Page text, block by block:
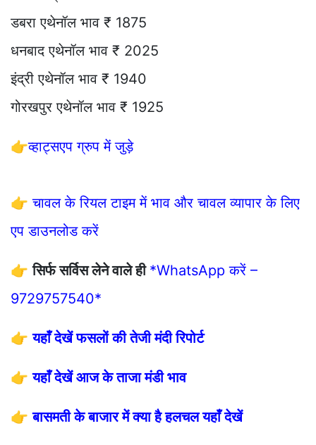
डबरा एथेनॉल भाव ₹ 1875
धनबाद एथेनॉल भाव ₹ 2025
इंद्री एथेनॉल भाव ₹ 1940
गोरखपुर एथेनॉल भाव ₹ 1925
👉व्हाट्सएप ग्रुप में जुड़े
👉चावल के रियल टाइम में भाव और चावल व्यापार के लिए
एप डाउनलोड करें
👉सिर्फ सर्विस लेने वाले ही *WhatsApp करें –
9729757540*
👉यहाँ देखें फसलों की तेजी मंदी रिपोर्ट
👉यहाँ देखें आज के ताजा मंडी भाव
👉बासमती के बाजार में क्या है हलचल यहाँ देखें